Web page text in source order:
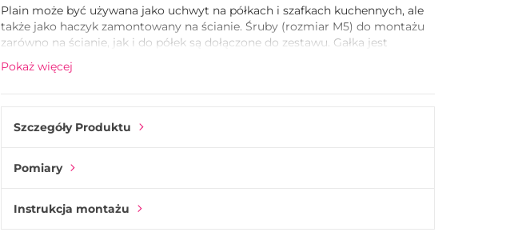
Plain może być używana jako uchwyt na półkach i szafkach kuchennych, ale
także jako haczyk zamontowany na ścianie. Śruby (rozmiar M5) do montażu
zarówno na ścianie, jak i do półek są dołączone do zestawu. Gałka jest
dostępna w czterech rozmiarach, które można wybrać w menu poniżej.
Pokaż więcej
Szczegóły Produktu
Pomiary
Instrukcja montażu